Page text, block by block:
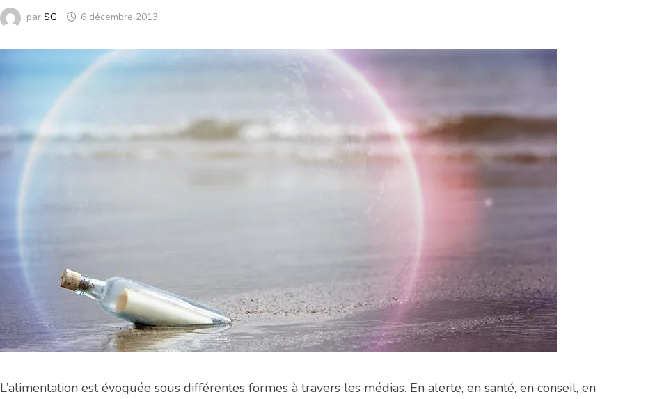
parSG 6 décembre 2013
L’alimentation est évoquée sous différentes formes à travers les médias. En alerte, en santé, en conseil, en